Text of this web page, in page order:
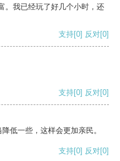
。我已经玩了好几个小时，还
支持[0] 反对[0]
支持[0] 反对[0]
低一些，这样会更加亲民。
支持[0] 反对[0]